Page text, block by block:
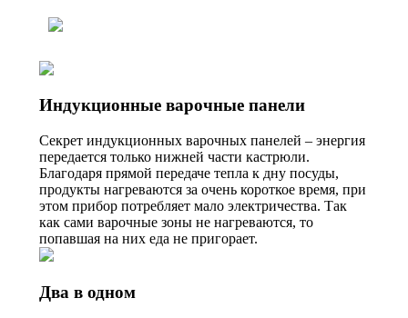
Индукционные варочные панели
Секрет индукционных варочных панелей – энергия
передается только нижней части кастрюли.
Благодаря прямой передаче тепла к дну посуды,
продукты нагреваются за очень короткое время, при
этом прибор потребляет мало электричества. Так
как сами варочные зоны не нагреваются, то
попавшая на них еда не пригорает.
Два в одном